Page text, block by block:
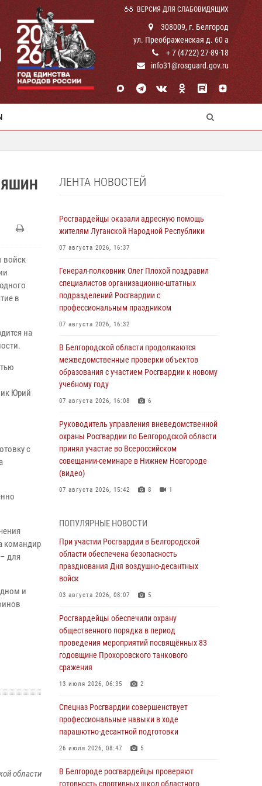
ВЕРСИЯ ДЛЯ СЛАБОВИДЯЩИХ
308009, г. Белгород
ул. Преображенская д. 60 а
+ 7 (4722) 27-89-18
info31@rosguard.gov.ru
ЯШИН
войск
в
на
Юрий
с
командир
для
и
области
ЛЕНТА НОВОСТЕЙ
Росгвардейцы оказали адресную помощь
жителям Луганской Народной Республики
07 августа 2026, 16:37
Генерал-полковник Олег Плохой поздравил
специалистов организационно-штатных
подразделений Росгвардии с
профессиональным праздником
07 августа 2026, 16:32
В Белгородской области продолжаются
межведомственные проверки объектов
образования с участием Росгвардии к новому
учебному году
07 августа 2026, 16:08 6
Руководитель управления вневедомственной
охраны Росгвардии по Белгородской области
принял участие во Всероссийском
совещании-семинаре в Нижнем Новгороде
(видео)
07 августа 2026, 15:42 8 1
пресекли условное проникновение в детский
лагерь «Солнышко»
07 августа 2026, 07:39 1
Белгородским радиослушателям рассказали
о роли физической культуры в жизни
07 августа 2026, 06:19
Подвиги героев‑росгвардейцев увековечили
в новой музейной экспозиции белгородского
музея‑диорамы «Курская битва.
Белгородское направление»
В Белгороде росгвардейцы проверяют
готовность спортивных школ областного
центра к новому учебному году
Росгвардия обеспечила общественную
ПОПУЛЯРНЫЕ НОВОСТИ
При участии Росгвардии в Белгородской
области обеспечена безопасность
празднования Дня воздушно-десантных
войск
03 августа 2026, 08:07 5
Росгвардейцы обеспечили охрану
общественного порядка в период
проведения мероприятий посвящённых 83
годовщине Прохоровского танкового
сражения
13 июля 2026, 06:35 2
Спецназ Росгвардии совершенствует
профессиональные навыки в ходе
парашютно-десантной подготовки
26 июля 2026, 08:47 5
В Белгороде росгвардейцы проверяют
готовность спортивных школ областного